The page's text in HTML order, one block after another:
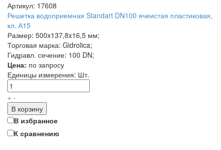
Артикул: 17608
Решетка водоприемная Standart DN100 ячеистая пластиковая,
кл. А15
Размер: 500x137,8x16,5 мм;
Торговая марка: Gidrolica;
Гидравл. сечение: 100 DN;
Цена: по запросу
Единицы измерения: Шт.
+ -
В корзину
В избранное
К сравнению